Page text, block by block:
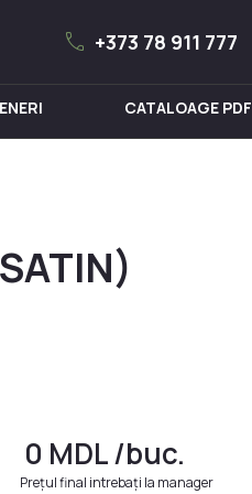
call +373 78 911 777
CATALOAGE PDF
0 MDL/buc.
Prețul final intrebați la manager